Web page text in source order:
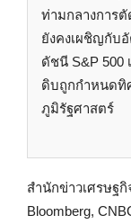
ท่ามกลางการตั
ยังคงเผชิญกับ
ดัชนี S&P 500
ดิบถูกกำหนดทิ
ภูมิรัฐศาสตร์
สำนักข่าวเศรษฐ
Bloomberg,